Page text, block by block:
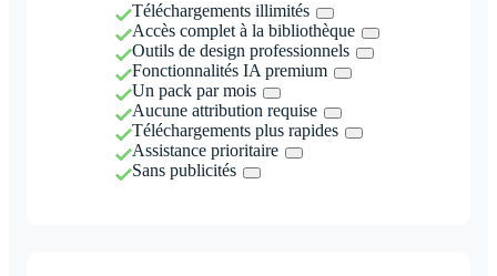
Téléchargements illimités
Accès complet à la bibliothèque
Outils de design professionnels
Fonctionnalités IA premium
Un pack par mois
Aucune attribution requise
Téléchargements plus rapides
Assistance prioritaire
Sans publicités